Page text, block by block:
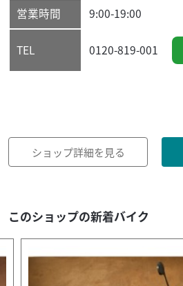
営業時間
9:00-19:00
TEL 0120-819-001
ショップ詳細を見る
このショップの新着バイク